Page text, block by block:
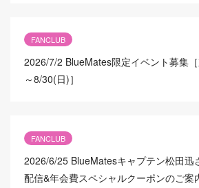
FANCLUB
2026/7/2 BlueMates限定イベント募集
～8/30(日)］
FANCLUB
2026/6/25 BlueMatesキャプテン松田迅
配信&年会費スペシャルクーポンのご案